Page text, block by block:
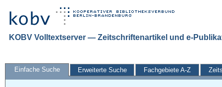
KOBV Volltextserver — Zeitschriftenartikel und e-
Einfache Suche Erweiterte Suche Fachgebiete A-Z